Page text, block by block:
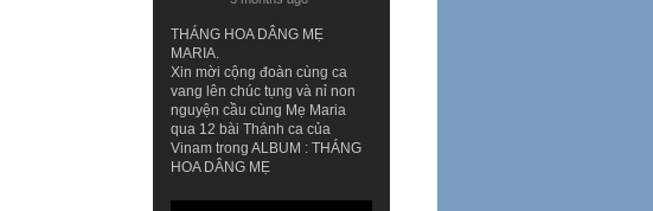
THÁNG HOA DÂNG MẸ
MARIA.
Xin mời cộng đoàn cùng ca
vang lên chúc tụng và nỉ non
nguyện cầu cùng Mẹ Maria
qua 12 bài Thánh ca của
Vinam trong ALBUM : THÁNG
HOA DÂNG MẸ